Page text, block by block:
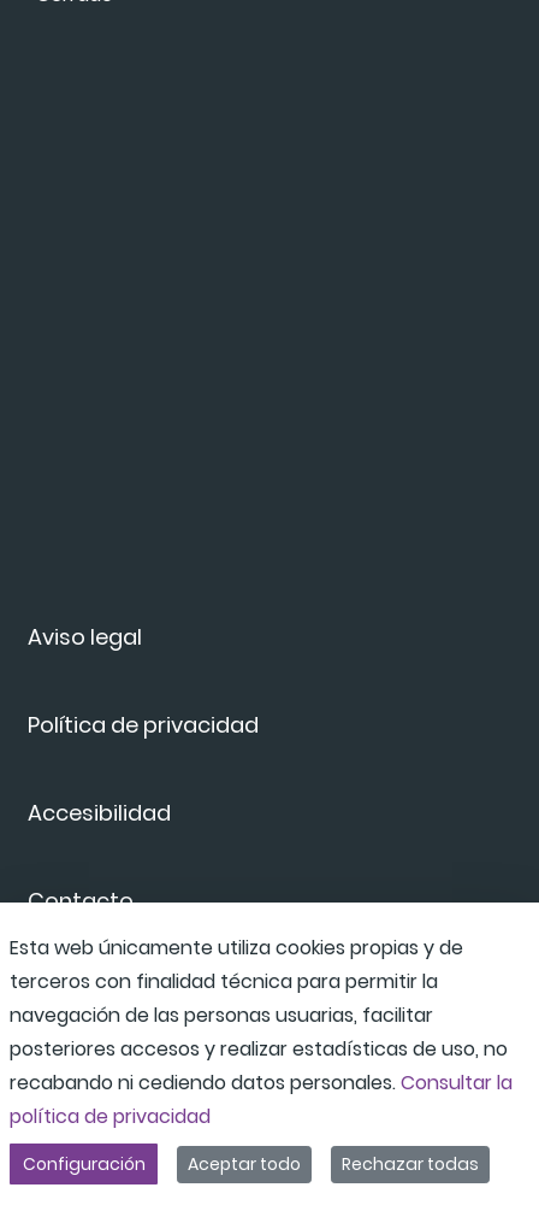
Aviso legal
Política de privacidad
Accesibilidad
Contacto
Canal de denuncias
Esta web únicamente utiliza cookies propias y de
terceros con finalidad técnica para permitir la
navegación de las personas usuarias, facilitar
posteriores accesos y realizar estadísticas de uso, no
recabando ni cediendo datos personales.Consultar la
política de privacidad
Configuración Aceptar todo Rechazar todas